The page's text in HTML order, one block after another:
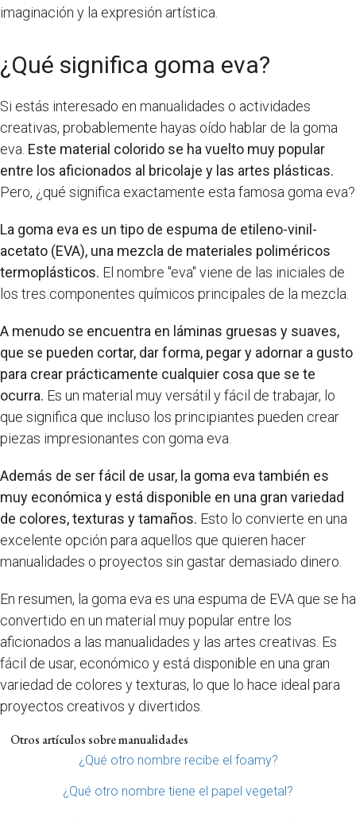
imaginación y la expresión artística.
¿Qué significa goma eva?
Si estás interesado en manualidades o actividades
creativas, probablemente hayas oído hablar de la goma
eva. Este material colorido se ha vuelto muy popular
entre los aficionados al bricolaje y las artes plásticas.
Pero, ¿qué significa exactamente esta famosa goma eva?
La goma eva es un tipo de espuma de etileno-vinil-
acetato (EVA), una mezcla de materiales poliméricos
termoplásticos. El nombre "eva" viene de las iniciales de
los tres componentes químicos principales de la mezcla.
A menudo se encuentra en láminas gruesas y suaves,
que se pueden cortar, dar forma, pegar y adornar a gusto
para crear prácticamente cualquier cosa que se te
ocurra. Es un material muy versátil y fácil de trabajar, lo
que significa que incluso los principiantes pueden crear
piezas impresionantes con goma eva.
Además de ser fácil de usar, la goma eva también es
muy económica y está disponible en una gran variedad
de colores, texturas y tamaños. Esto lo convierte en una
excelente opción para aquellos que quieren hacer
manualidades o proyectos sin gastar demasiado dinero.
En resumen, la goma eva es una espuma de EVA que se ha
convertido en un material muy popular entre los
aficionados a las manualidades y las artes creativas. Es
fácil de usar, económico y está disponible en una gran
variedad de colores y texturas, lo que lo hace ideal para
proyectos creativos y divertidos.
Otros artículos sobre manualidades
¿Qué otro nombre recibe el foamy?
¿Qué otro nombre tiene el papel vegetal?